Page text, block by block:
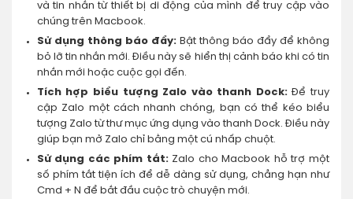
và tin nhắn từ thiết bị di động của mình để truy cập vào
chúng trên Macbook.
Sử dụng thông báo đẩy:Bật thông báo đẩy để không
bỏ lỡ tin nhắn mới. Điều này sẽ hiển thị cảnh báo khi có tin
nhắn mới hoặc cuộc gọi đến.
Tích hợp biểu tượng Zalo vào thanh Dock:Để truy
cập Zalo một cách nhanh chóng, bạn có thể kéo biểu
tượng Zalo từ thư mục ứng dụng vào thanh Dock. Điều này
giúp bạn mở Zalo chỉ bằng một cú nhấp chuột.
Sử dụng các phím tắt:Zalo cho Macbook hỗ trợ một
số phím tắt tiện ích để dễ dàng sử dụng, chẳng hạn như
Cmd + N để bắt đầu cuộc trò chuyện mới.